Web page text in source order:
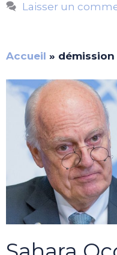
Laisser un
Accueil » démission